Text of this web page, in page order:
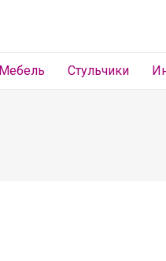
Мебель Стульчики